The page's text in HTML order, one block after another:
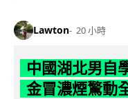
Lawton 20 小時
中國湖北男自
金冒濃煙驚動